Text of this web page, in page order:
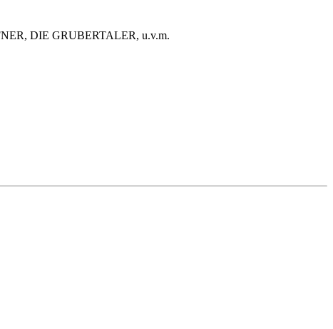
DIE GRUBERTALER, u.v.m.